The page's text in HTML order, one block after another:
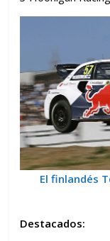
El finlandés
Destacados: